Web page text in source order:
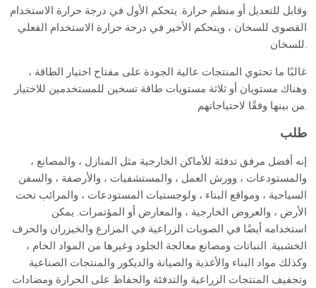
وقابل للتعديل أو منظم حرارة. يتحكم الأول في درجة حرارة الاستخدام
القصوى للسخان ، ويتحكم الأخير في درجة حرارة الاستخدام الفعلي
للسخان.
غالبًا ما تحتوي المنتجات عالية الجودة على مفتاح اختيار الطاقة ،
وهناك مستويان أو ثلاثة مستويات طاقة تسخين للمستخدمين للاختيار
من بينها وفقًا لاحتياجاتهم.
طلب
إنه أفضل مرفق تدفئة للأماكن الخارجية مثل المنازل ، والمصانع ،
والمستودعات ، وورش العمل ، والمستشفيات ، والأرصفة ، والسفن
السياحية ، ومواقع البناء ، ولوجستيات المستودعات ، والمرائب تحت
الأرض ، والعروض الخارجية ، والمعارض أو المؤتمرات. يمكن
استخدامه أيضًا في الصوبات الزراعية في المزارع والخيزران والحرف
الخشبية. النباتات ومصانع معالجة الجلود وغيرها من المواد الخام ،
وكذلك مواد البناء والأغذية والصيانة والديكور والمنتجات الصناعية
وتجفيف المنتجات الزراعية والتدفئة والحفاظ على الحرارة ومضادات